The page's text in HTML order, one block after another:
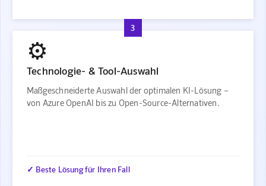
3
⚙️
Technologie- & Tool-Auswahl
Maßgeschneiderte Auswahl der optimalen KI-Lösung –
von Azure OpenAI bis zu Open-Source-Alternativen.
✓ Beste Lösung für Ihren Fall